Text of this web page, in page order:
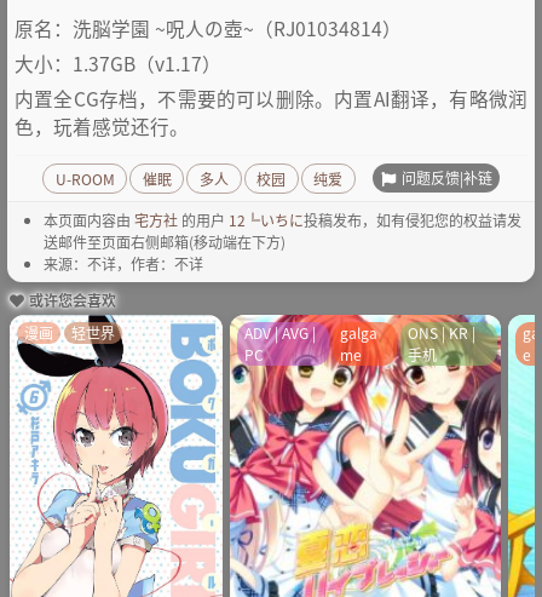
原名：洗脳学園 ~呪人の壺~（RJ01034814）
大小：1.37GB（v1.17）
内置全CG存档，不需要的可以删除。内置AI翻译，有略微润
色，玩着感觉还行。
U-ROOM 催眠 多人 校园 纯爱 问题反馈|补链
本页面内容由 宅方社 的用户 12╚いちに投稿发布，如有侵犯您的权益请发
送邮件至页面右侧邮箱(移动端在下方)
来源：不详，作者：不详
或许您会喜欢
漫画 轻世界
ADV | AVG |
PC
galga
me
ONS | KR |
手机
e